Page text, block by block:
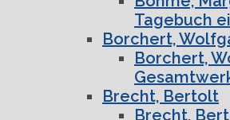
Tagebuch
Borchert,
Borchert,
Brecht, Bertolt
Brecht,